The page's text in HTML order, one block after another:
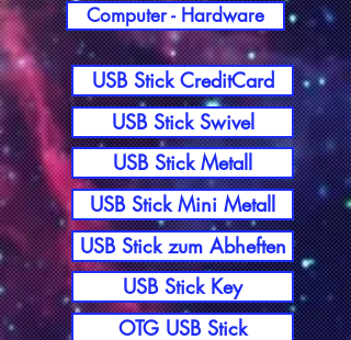
Computer - Hardware
USB Stick CreditCard
USB Stick Swivel
USB Stick Metall
USB Stick Mini Metall
USB Stick zum Abheften
USB Stick Key
OTG USB Stick